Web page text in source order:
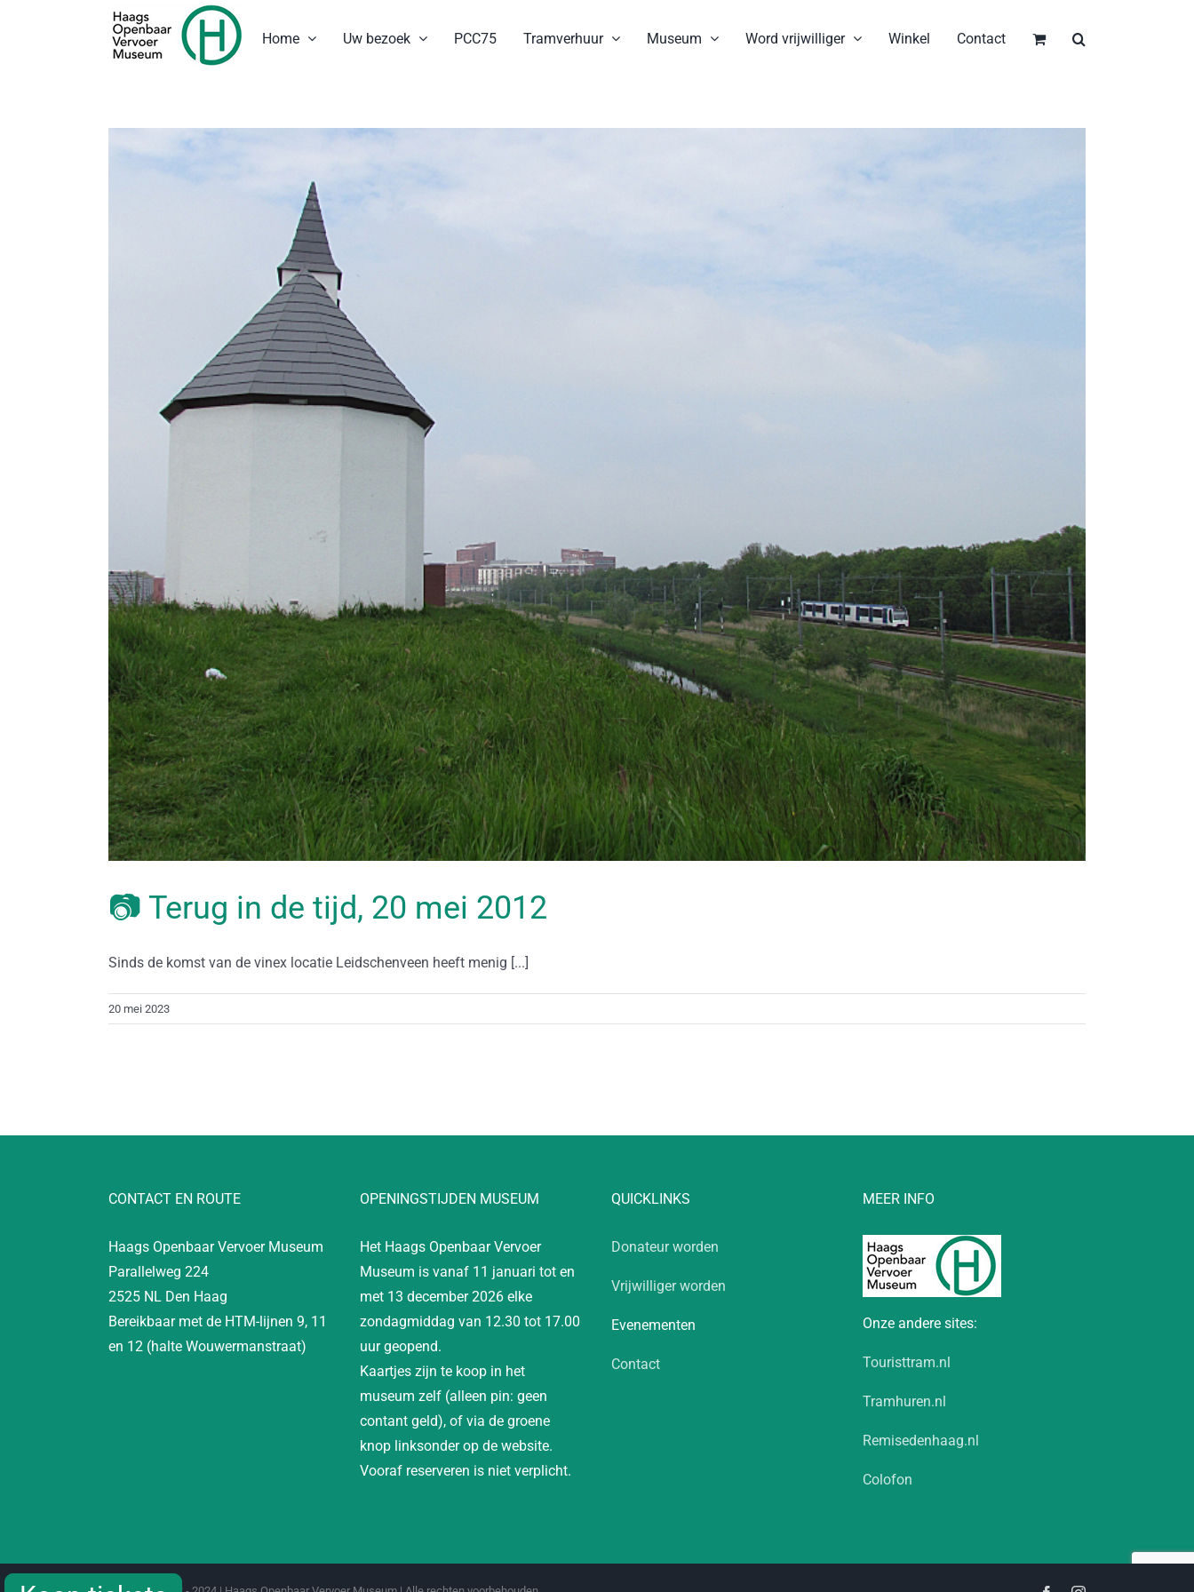
Home Uw bezoek PCC75 Tramverhuur Museum Word vrijwilliger Winkel Contact
📷 Terug in de tijd, 20 mei 2012
Sinds de komst van de vinex locatie Leidschenveen heeft menig [...]
20 mei 2023
CONTACT EN ROUTE
Haags Openbaar Vervoer Museum
Parallelweg 224
2525 NL Den Haag
Bereikbaar met de HTM-lijnen 9, 11
en 12 (halte Wouwermanstraat)
OPENINGSTIJDEN MUSEUM
Het Haags Openbaar Vervoer
Museum is vanaf 11 januari tot en
met 13 december 2026 elke
zondagmiddag van 12.30 tot 17.00
uur geopend.
Kaartjes zijn te koop in het
museum zelf (alleen pin: geen
contant geld), of via de groene
knop linksonder op de website.
Vooraf reserveren is niet verplicht.
QUICKLINKS
Donateur worden
Vrijwilliger worden
Evenementen
Contact
MEER INFO
Onze andere sites:
Touristtram.nl
Tramhuren.nl
Remisedenhaag.nl
Colofon